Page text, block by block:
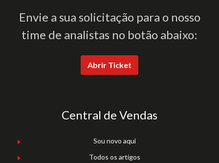
Envie a sua solicitação para o nosso
time de analistas no botão abaixo:
Abrir Ticket
Central de Vendas
Sou novo aqui
Todos os artigos